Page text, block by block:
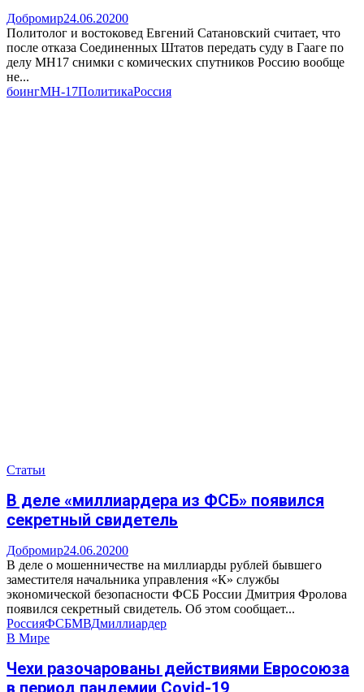
Добромир24.06.20200
Политолог и востоковед Евгений Сатановский считает, что
после отказа Соединенных Штатов передать суду в Гааге по
делу MH17 снимки с комических спутников Россию вообще
не...
боингMH-17ПолитикаРоссия
Статьи
В деле «миллиардера из ФСБ» появился
секретный свидетель
Добромир24.06.20200
В деле о мошенничестве на миллиарды рублей бывшего
заместителя начальника управления «К» службы
экономической безопасности ФСБ России Дмитрия Фролова
появился секретный свидетель. Об этом сообщает...
РоссияФСБМВДмиллиардер
В Мире
Чехи разочарованы действиями Евросоюза